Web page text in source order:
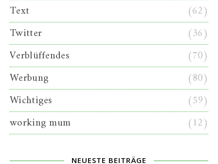
Text
(62)
Twitter
(36)
Verblüffendes
(70)
Werbung
(80)
Wichtiges
(59)
working mum
(12)
NEUESTE BEITRÄGE